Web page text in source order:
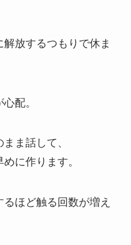
放するつもりで休ま
配。
ま話して、
に作ります。
ほど触る回数が増え